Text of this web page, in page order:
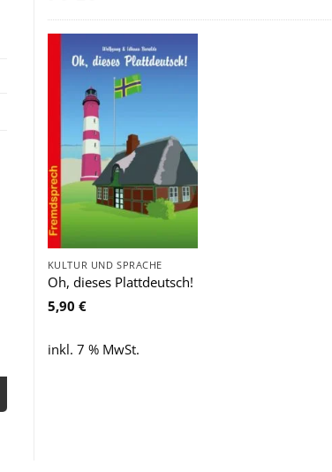
KULTUR UND SPRACHE
Oh, dieses Plattdeutsch!
5,90 €
inkl. 7 % MwSt.